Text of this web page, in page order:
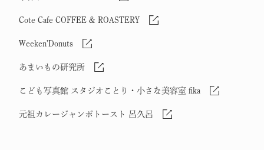
Cote Cafe COFFEE & ROASTERY
Weeken'Donuts
あまいもの研究所
こども写真館 スタジオことり・小さな美容室 fika
元祖カレージャンボトースト 呂久呂